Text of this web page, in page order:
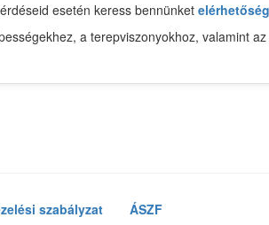
esetén keress bennünket
a terepviszonyokhoz, valamint
szabályzat ÁSZF